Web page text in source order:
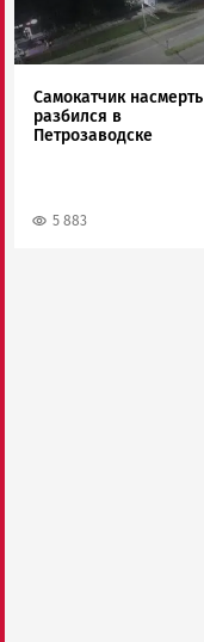
Самокатчик насмерть
разбился в
Петрозаводске
5 883